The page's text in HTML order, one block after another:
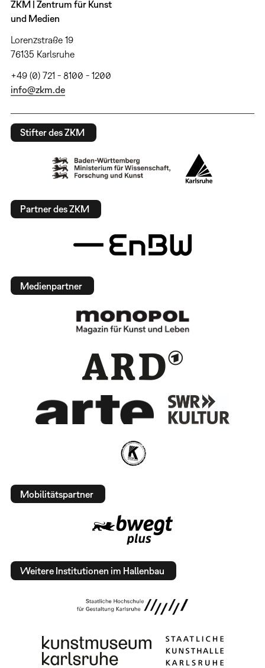
ZKM | Zentrum für Kunst
und Medien
Lorenzstraße 19
76135 Karlsruhe
+49 (0) 721 - 8100 - 1200
info@zkm.de
Stifter des ZKM
Partner des ZKM
Medienpartner
Mobilitätspartner
Weitere Institutionen im Hallenbau